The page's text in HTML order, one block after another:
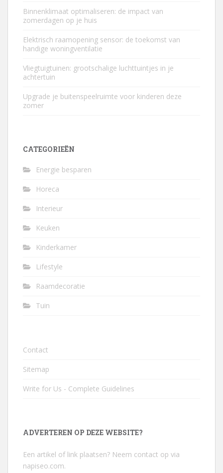
Binnenklimaat optimaliseren: de impact van
zomerdagen op je huis
Elektrisch raamopening sensor: de toekomst van
handige woningventilatie
Vliegtuigtuinen: grootschalige luchttuintjes in je
achtertuin
Upgrade je buitenspeelruimte voor kinderen deze
zomer
CATEGORIEËN
Energie besparen
Horeca
Interieur
Keuken
Kinderkamer
Lifestyle
Raamdecoratie
Tuin
Contact
Sitemap
Write for Us - Complete Guidelines
ADVERTEREN OP DEZE WEBSITE?
Een artikel of link plaatsen? Neem contact op via
napiseo.com.